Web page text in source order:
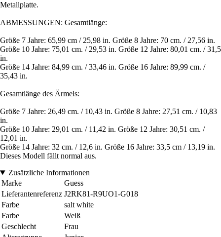
Metallplatte.
ABMESSUNGEN: Gesamtlänge:
Größe 7 Jahre: 65,99 cm / 25,98 in. Größe 8 Jahre: 70 cm. / 27,56 in.
Größe 10 Jahre: 75,01 cm. / 29,53 in. Größe 12 Jahre: 80,01 cm. / 31,5
in.
Größe 14 Jahre: 84,99 cm. / 33,46 in. Größe 16 Jahre: 89,99 cm. /
35,43 in.
Gesamtlänge des Ärmels:
Größe 7 Jahre: 26,49 cm. / 10,43 in. Größe 8 Jahre: 27,51 cm. / 10,83
in.
Größe 10 Jahre: 29,01 cm. / 11,42 in. Größe 12 Jahre: 30,51 cm. /
12,01 in.
Größe 14 Jahre: 32 cm. / 12,6 in. Größe 16 Jahre: 33,5 cm / 13,19 in.
Dieses Modell fällt normal aus.
Zusätzliche Informationen
Marke
Guess
Lieferantenreferenz J2RK81-R9UO1-G018
Farbe
salt white
Farbe
Weiß
Geschlecht
Frau